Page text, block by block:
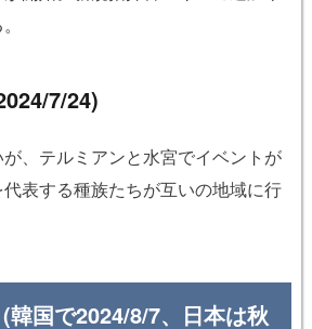
7/24)
、テルミアンと水宮でイベントが
表する種族たちが互いの地域に行
韓国で2024/8/7、日本は秋